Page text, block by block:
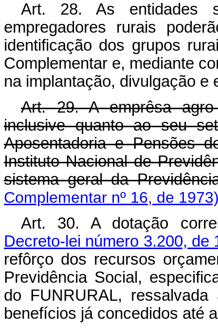
Art. 28. As entidades
empregadores rurais
identificação dos grupos
Complementar e, mediante
na implantação, divulgação
Art. 29. A emprêsa agro-
inclusive quanto ao seu
Aposentadoria e Pensões
Instituto Nacional de
sistema geral da
Complementar nº 16, de
Art. 30. A dotação
Decreto-lei número 3.200, de
refôrço dos recursos
Previdência Social,
do FUNRURAL,
benefícios já concedidos até